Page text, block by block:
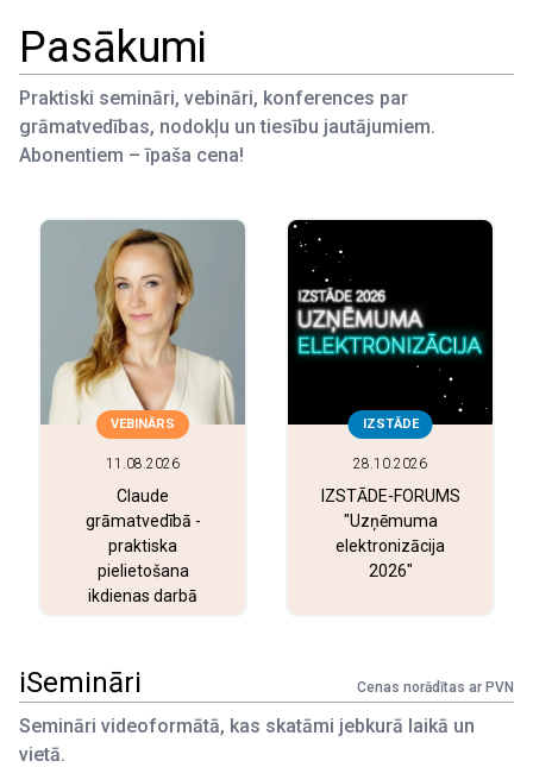
Pasākumi
Praktiski semināri, vebināri, konferences par
grāmatvedības, nodokļu un tiesību jautājumiem.
Abonentiem – īpaša cena!
VEBINĀRS
11.08.2026
Claude
grāmatvedībā -
praktiska
pielietošana
ikdienas darbā
IZSTĀDE
28.10.2026
IZSTĀDE-FORUMS
"Uzņēmuma
elektronizācija
2026"
iSemināri Cenas norādītas ar PVN
Semināri videoformātā, kas skatāmi jebkurā laikā un
vietā.